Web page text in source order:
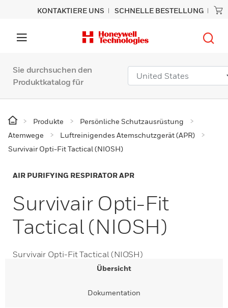
KONTAKTIERE UNS SCHNELLE BESTELLUNG
Sie durchsuchen den
Produktkatalog für
Produkte
Persönliche Schutzausrüstung
Atemwege
Luftreinigendes Atemschutzgerät (APR)
Survivair Opti-Fit Tactical (NIOSH)
AIR PURIFYING RESPIRATOR APR
Survivair Opti-Fit
Tactical (NIOSH)
Survivair Opti-Fit Tactical (NIOSH)
Übersicht
Dokumentation